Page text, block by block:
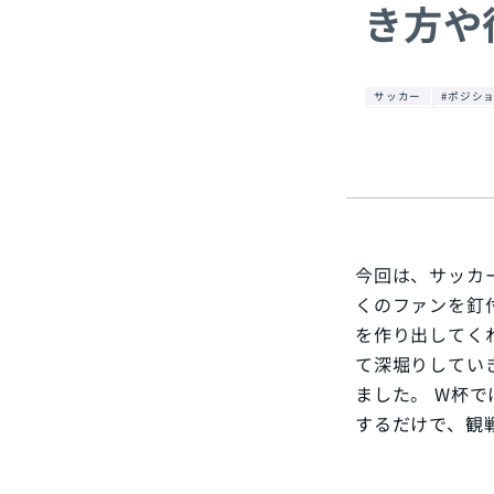
き方
サッカー #ポジシ
今回は、サッカ
くのファンを
を作り出してく
て深堀りしてい
ました。 W杯
するだけで、観